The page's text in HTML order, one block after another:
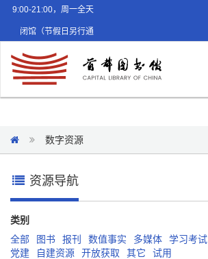
9:00-21:00，周一全天
闭馆（节假日另行通
数字资源
资源导航
类别
全部
图书 报刊 数值事实 多媒体 学习考试
党建
自建资源 开放获取 其它 试用